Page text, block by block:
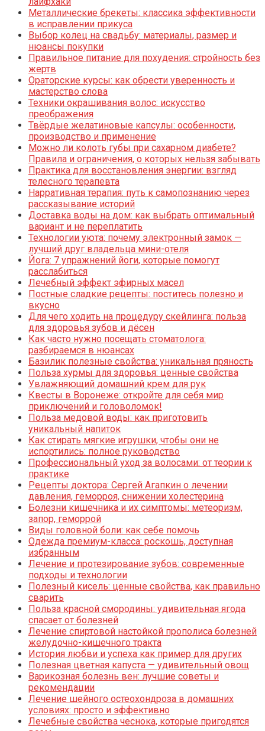
Металлические брекеты: классика эффективности
в исправлении прикуса
Выбор колец на свадьбу: материалы, размер и
нюансы покупки
Правильное питание для похудения: стройность без
жертв
Ораторские курсы: как обрести уверенность и
мастерство слова
Техники окрашивания волос: искусство
преображения
Твёрдые желатиновые капсулы: особенности,
производство и применение
Можно ли колоть губы при сахарном диабете?
Правила и ограничения, о которых нельзя забывать
Практика для восстановления энергии: взгляд
телесного терапевта
Нарративная терапия: путь к самопознанию через
рассказывание историй
Доставка воды на дом: как выбрать оптимальный
вариант и не переплатить
Технологии уюта: почему электронный замок —
лучший друг владельца мини-отеля
Йога: 7 упражнений йоги, которые помогут
расслабиться
Лечебный эффект эфирных масел
Постные сладкие рецепты: поститесь полезно и
вкусно
Для чего ходить на процедуру скейлинга: польза
для здоровья зубов и дёсен
Как часто нужно посещать стоматолога:
разбираемся в нюансах
Базилик полезные свойства: уникальная пряность
Польза хурмы для здоровья: ценные свойства
Увлажняющий домашний крем для рук
Квесты в Воронеже: откройте для себя мир
приключений и головоломок!
Польза медовой воды: как приготовить
уникальный напиток
Как стирать мягкие игрушки, чтобы они не
испортились: полное руководство
Профессиональный уход за волосами: от теории к
практике
Рецепты доктора: Сергей Агапкин о лечении
давления, геморроя, снижении холестерина
Болезни кишечника и их симптомы: метеоризм,
запор, геморрой
Виды головной боли: как себе помочь
Одежда премиум-класса: роскошь, доступная
избранным
Лечение и протезирование зубов: современные
подходы и технологии
Полезный кисель: ценные свойства, как правильно
сварить
Польза красной смородины: удивительная ягода
спасает от болезней
Лечение спиртовой настойкой прополиса болезней
желудочно-кишечного тракта
История любви и успеха как пример для других
Полезная цветная капуста — удивительный овощ
Варикозная болезнь вен: лучшие советы и
рекомендации
Лечение шейного остеохондроза в домашних
условиях: просто и эффективно
Лечебные свойства чеснока, которые пригодятся